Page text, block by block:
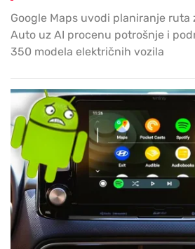
Google Maps uvodi planiranje ruta
Auto uz AI procenu potrošnje i
350 modela električnih vozila